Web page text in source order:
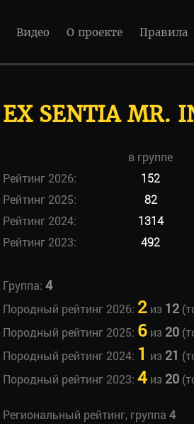
Видео О проекте Правила
EX SENTIA MR.
в группе
Рейтинг 2026:
152
Рейтинг 2025:
82
Рейтинг 2024:
1314
Рейтинг 2023:
492
Группа: 4
Породный рейтинг 2026: 2из 12
Породный рейтинг 2025: 6из 20
Породный рейтинг 2024: 1 из 21
Породный рейтинг 2023: 4из 20
Региональный рейтинг, группа 4